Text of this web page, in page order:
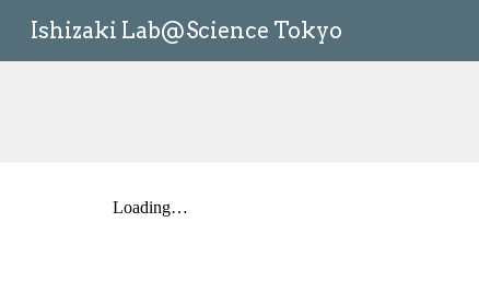
Ishizaki Lab@Science Tokyo